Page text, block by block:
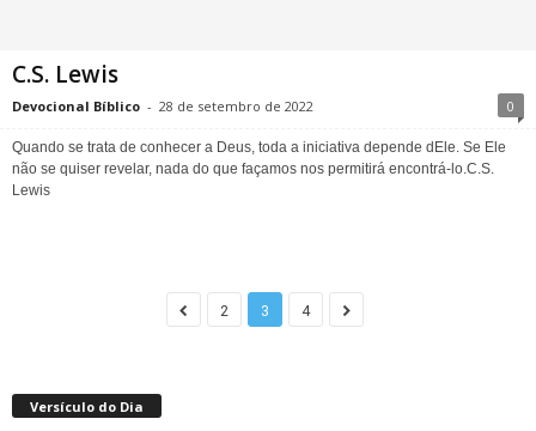
C.S. Lewis
Devocional Bíblico - 28 de setembro de 2022 0
Quando se trata de conhecer a Deus, toda a iniciativa depende dEle. Se Ele
não se quiser revelar, nada do que façamos nos permitirá encontrá-lo.C.S.
Lewis
2 3 4
Versículo do Dia